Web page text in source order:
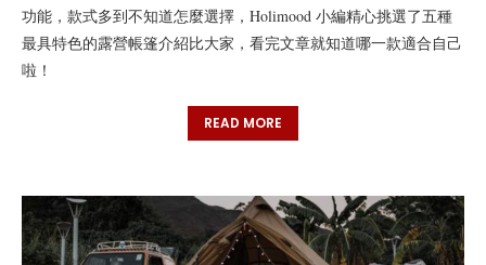
功能，款式多到不知道怎麼選擇，Holimood 小編精心挑選了五種
最具特色的露營帳篷介紹比大家，看完文章就知道哪一款適合自己
啦！
READ MORE